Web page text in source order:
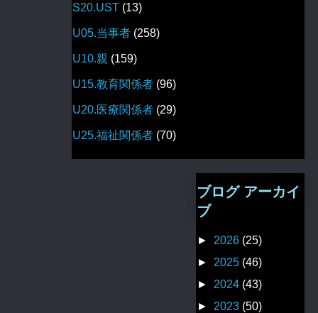
S20.UST (13)
U05.当事者 (258)
U10.親 (159)
U15.教育関係者 (96)
U20.医療関係者 (29)
U25.福祉関係者 (70)
ブログ アーカイ
ブ
► 2026 (25)
► 2025 (46)
► 2024 (43)
► 2023 (50)